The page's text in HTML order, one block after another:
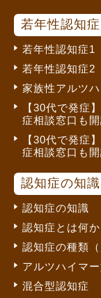
若年性認知症
若年性認知症1
若年性認知症2
家族性アルツ
【30代で発症
症相談窓口も
【30代で発症
症相談窓口も
認知症の知識
認知症の知識
認知症とは何か
認知症の種類
アルツハイマ
混合型認知症